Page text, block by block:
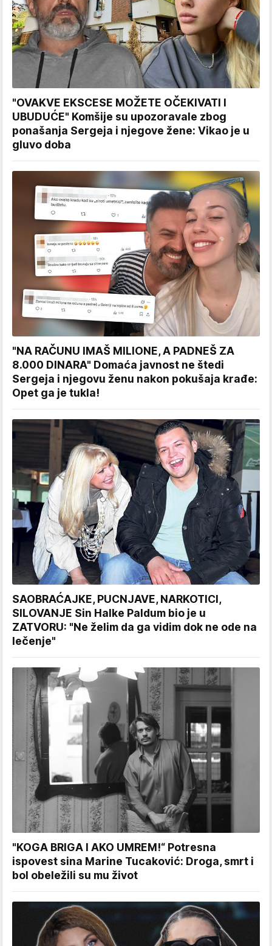
"OVAKVE EKSCESE MOŽETE OČEKIVATI I
UBUDUĆE" Komšije su upozoravale zbog
ponašanja Sergeja i njegove žene: Vikao je u
gluvo doba
"NA RAČUNU IMAŠ MILIONE, A PADNEŠ ZA
8.000 DINARA" Domaća javnost ne štedi
Sergeja i njegovu ženu nakon pokušaja krađe:
Opet ga je tukla!
SAOBRAĆAJKE, PUCNJAVE, NARKOTICI,
SILOVANJE Sin Halke Paldum bio je u
ZATVORU: "Ne želim da ga vidim dok ne ode na
lečenje"
"KOGA BRIGA I AKO UMREM!“ Potresna
ispovest sina Marine Tucaković: Droga, smrt i
bol obeležili su mu život